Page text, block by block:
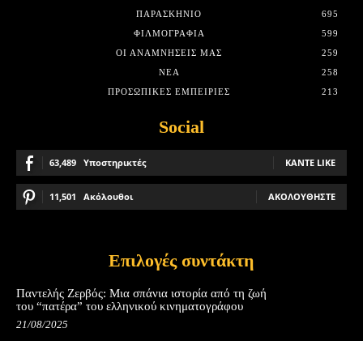
ΠΑΡΑΣΚΉΝΙΟ
695
ΦΙΛΜΟΓΡΑΦΊΑ
599
ΟΙ ΑΝΑΜΝΉΣΕΙΣ ΜΑΣ
259
ΝΈΑ
258
ΠΡΟΣΩΠΙΚΈΣ ΕΜΠΕΙΡΊΕΣ
213
Social
63,489 Υποστηρικτές ΚΆΝΤΕ LIKE
11,501 Ακόλουθοι ΑΚΟΛΟΥΘΉΣΤΕ
Επιλογές συντάκτη
Παντελής Ζερβός: Μια σπάνια ιστορία από τη ζωή
του “πατέρα” του ελληνικού κινηματογράφου
21/08/2025